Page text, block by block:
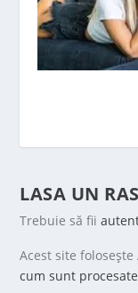
LASA UN
Trebuie să fii
Acest site
cum sunt